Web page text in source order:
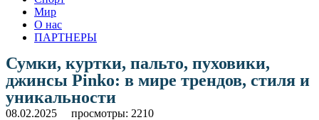
Мир
О нас
ПАРТНЕРЫ
Сумки, куртки, пальто, пуховики,
джинсы Pinko: в мире трендов, стиля и
уникальности
08.02.2025 просмотры: 2210